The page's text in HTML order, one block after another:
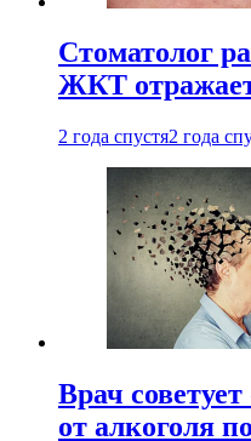
Стоматолог
ЖКТ
2 года спустя2 года
Врач советует
от алкоголя